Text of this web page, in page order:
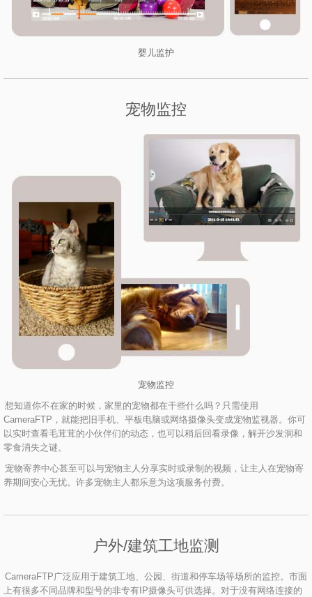
婴儿监护
宠物监控
宠物监控
想知道你不在家的时候，家里的宠物都在干些什么吗？只需使用
CameraFTP，就能把旧手机、平板电脑或网络摄像头变成宠物监视器。你可
以实时查看毛茸茸的小伙伴们的动态，也可以稍后回看录像，解开沙发洞和
零食消失之谜。
宠物寄养中心甚至可以与宠物主人分享实时或录制的视频，让主人在宠物寄
养期间安心无忧。许多宠物主人都乐意为这项服务付费。
户外/建筑工地监测
CameraFTP广泛应用于建筑工地、公园、街道和停车场等场所的监控。市面
上有很多不同品牌和型号的非专有IP摄像头可供选择。对于没有网络连接的